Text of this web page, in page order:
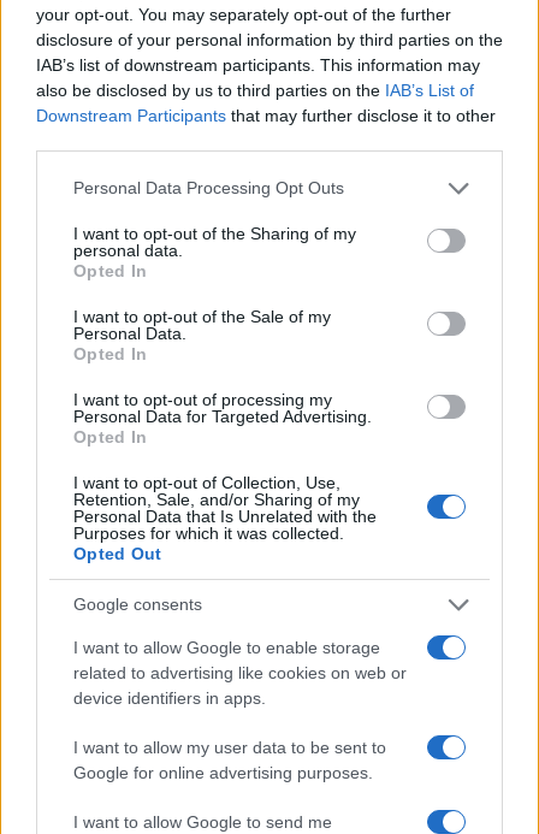
your opt-out. You may separately opt-out of the further
disclosure of your personal information by third parties on the
IAB’s list of downstream participants. This information may
also be disclosed by us to third parties on the IAB’s List of
Downstream Participants that may further disclose it to other
Please note that this website/app uses one or more Google
not limited to your visit or usage behaviour. You may click to
grant or deny consent to Google and its third-party tags to
use your data for below specified purposes in below Google
consent section.
Personal Data Processing Opt Outs
I want to opt-out of the Sharing of my
personal data.
Opted In
I want to opt-out of the Sale of my
Personal Data.
Opted In
I want to opt-out of processing my
Personal Data for Targeted Advertising.
Opted In
I want to opt-out of Collection, Use,
Retention, Sale, and/or Sharing of my
Personal Data that Is Unrelated with the
Purposes for which it was collected.
Opted Out
Google consents
I want to allow Google to enable storage
related to advertising like cookies on web or
device identifiers in apps.
I want to allow my user data to be sent to
Google for online advertising purposes.
I want to allow Google to send me
AUTORE
AiAdhubMedia
Continua a leggere
NEWS E ATTUALITÀ